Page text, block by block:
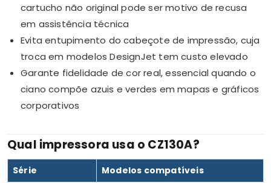
cartucho não original pode ser motivo de recusa
em assistência técnica
Evita entupimento do cabeçote de impressão, cuja
troca em modelos DesignJet tem custo elevado
Garante fidelidade de cor real, essencial quando o
ciano compõe azuis e verdes em mapas e gráficos
corporativos
Qual impressora usa o CZ130A?
Série Modelos compatíveis